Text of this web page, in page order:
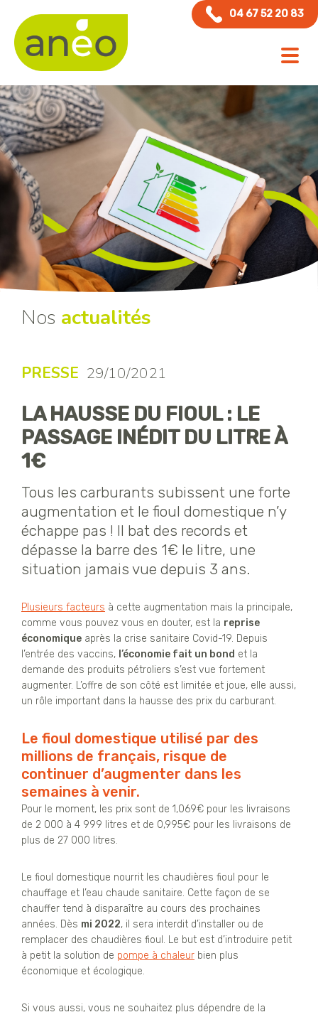
04 67 52 20 83
Nos actualités
PRESSE 29/10/2021
LA HAUSSE DU FIOUL : LE
PASSAGE INÉDIT DU LITRE À
1€
Tous les carburants subissent une forte
augmentation et le fioul domestique n’y
échappe pas ! Il bat des records et
dépasse la barre des 1€ le litre, une
situation jamais vue depuis 3 ans.
Plusieurs facteurs à cette augmentation mais la principale,
comme vous pouvez vous en douter, est la reprise
économique après la crise sanitaire Covid-19. Depuis
l’entrée des vaccins, l’économie fait un bond et la
demande des produits pétroliers s’est vue fortement
augmenter. L’offre de son côté est limitée et joue, elle aussi,
un rôle important dans la hausse des prix du carburant.
Le fioul domestique utilisé par des
millions de français, risque de
continuer d’augmenter dans les
semaines à venir.
Pour le moment, les prix sont de 1,069€ pour les livraisons
de 2 000 à 4 999 litres et de 0,995€ pour les livraisons de
plus de 27 000 litres.
Le fioul domestique nourrit les chaudières fioul pour le
chauffage et l’eau chaude sanitaire. Cette façon de se
chauffer tend à disparaître au cours des prochaines
années. Dès mi 2022, il sera interdit d’installer ou de
remplacer des chaudières fioul. Le but est d’introduire petit
à petit la solution de pompe à chaleur bien plus
économique et écologique.
Si vous aussi, vous ne souhaitez plus dépendre de la